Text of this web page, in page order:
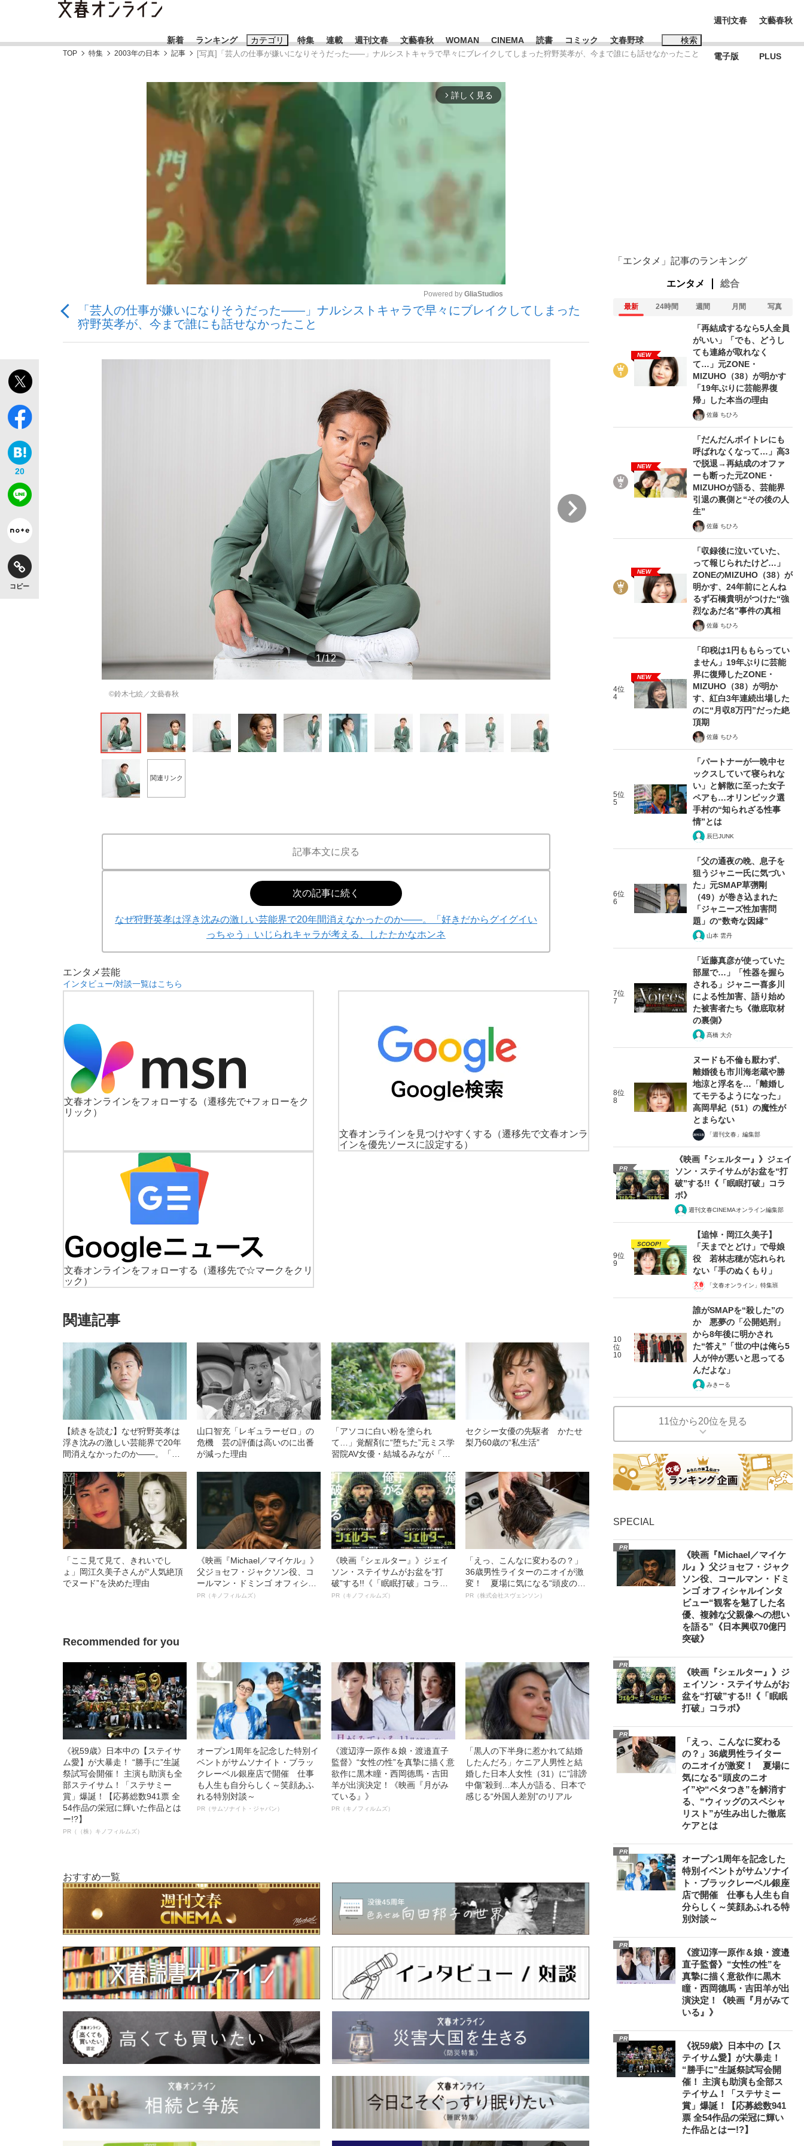
新着 ランキング カテゴリ
「90%は失敗する。でも…」本田圭佑が初めて明かした日本代表監督に... 「最悪の空気のまま解散」WBC日本代表“敗戦”の真実 選手が明かす...
「クマが悪者扱いされているのが悲しい」『北の国から』倉本聰氏（91...
「目標達成できなかったからと言って…」サッカー日本代表・森保一監督...
もっと見る
特集
観る将棋、読む将棋
もっと見る
連載 週刊文春 文藝春秋 WOMAN CINEMA 読書 コミック 文春野球 検索
おすすめのキーワードタグ一覧
#藤田晋 #三山凌輝 #高市早苗 #後藤真希
#玉木雄一郎
週刊文春
電子版
文藝春秋
PLUS
TOP 特集 2003年の日本 記事 [写真]「芸人の仕事が嫌いになりそうだった――」ナルシストキャラで早々にブレイクしてしまった狩野英孝が、今まで誰にも話せなかったこと
arrow_forward_ios 詳しく見る
Powered by GliaStudios
「芸人の仕事が嫌いになりそうだった――」ナルシストキャラで早々にブレイクしてしまった
狩野英孝が、今まで誰にも話せなかったこと
20
コピー
1/12
©鈴木七絵／文藝春秋
2/12
関連リンク
記事本文に戻る
次の記事に続く
なぜ狩野英孝は浮き沈みの激しい芸能界で20年間消えなかったのか――。「好きだからグイグイい
っちゃう」いじられキャラが考える、したたかなホンネ
エンタメ芸能
インタビュー/対談一覧はこちら
文春オンラインをフォローする
（遷移先で+フォローをク
リック）
文春オンラインを見つけやすくする
（遷移先で文春オンラ
インを優先ソースに設定する）
文春オンラインをフォローする
（遷移先で☆マークをクリ
ック）
関連記事
【続きを読む】なぜ狩野英孝は
浮き沈みの激しい芸能界で20年
間消えなかったのか――。「好
いじられキャラが考える、した
たかなホンネ
山口智充「レギュラーゼロ」の
危機 芸の評価は高いのに出番
が減った理由
「アソコに白い粉を塗られ
て…」覚醒剤に“堕ちた”元ミス学
習院AV女優・結城るみなが「逮
た」と語るワケ《お嬢様時代の
煩悶》
セクシー女優の先駆者 かたせ
梨乃60歳の“私生活”
「ここ見て見て、きれいでし
ょ」岡江久美子さんが“人気絶頂
でヌード”を決めた理由
《映画『Michael／マイケル』》
父ジョセフ・ジャクソン役、コ
ールマン・ドミンゴ オフィシャ
ルインタビュー“観客を魅了した
PR（キノフィルムズ）
《映画『シェルター』》ジェイ
ソン・ステイサムがお盆を“打
破”する!!《「眠眠打破」コラ
ボ》
PR（キノフィルムズ）
「えっ、こんなに変わるの？」
36歳男性ライターのニオイが激
変！ 夏場に気になる“頭皮のニ
オイ”や“ベタつき”を解消す
PR（株式会社スヴェンソン）
Recommended for you
《祝59歳》日本中の【ステイサ
ム愛】が大暴走！ “勝手に”生誕
祭試写会開催！ 主演も助演も全
部ステイサム！「ステサミー
賞」爆誕！【応募総数941票 全
54作品の栄冠に輝いた作品とは
ー!?】
PR（（株）キノフィルムズ）
オープン1周年を記念した特別イ
ベントがサムソナイト・ブラッ
クレーベル銀座店で開催 仕事
も人生も自分らしく～笑顔あふ
れる特別対談～
PR（サムソナイト・ジャパン）
《渡辺淳一原作＆娘・渡邉直子
監督》“女性の性”を真摯に描く意
欲作に黒木瞳・西岡德馬・吉田
羊が出演決定！《映画『月がみ
ている』》
PR（キノフィルムズ）
「黒人の下半身に惹かれて結婚
したんだろ」ケニア人男性と結
婚した日本人女性（31）に“誹謗
中傷”殺到…本人が語る、日本で
感じる“外国人差別”のリアル
おすすめ一覧
「エンタメ」記事のランキング
エンタメ 総合
最新 24時間 週間 月間 写真
NEW
「再結成するなら5人全員
がいい」「でも、どうし
ても連絡が取れなく
て…」元ZONE・
MIZUHO（38）が明かす
「19年ぶりに芸能界復
帰」した本当の理由
佐藤 ちひろ
NEW
「だんだんボイトレにも
呼ばれなくなって…」高3
で脱退→再結成のオファ
ーも断った元ZONE・
MIZUHOが語る、芸能界
引退の裏側と“その後の人
生”
佐藤 ちひろ
NEW
「収録後に泣いていた、
って報じられたけど…」
ZONEのMIZUHO（38）が
明かす、24年前にとんね
るず石橋貴明がつけた“強
烈なあだ名”事件の真相
佐藤 ちひろ
4位
4
NEW
「印税は1円ももらってい
ません」19年ぶりに芸能
界に復帰したZONE・
MIZUHO（38）が明か
す、紅白3年連続出場した
のに“月収8万円”だった絶
頂期
佐藤 ちひろ
5位
5
「パートナーが一晩中セ
ックスしていて寝られな
い」と解散に至った女子
ペアも…オリンピック選
手村の“知られざる性事
情”とは
辰巳JUNK
6位
6
「父の通夜の晩、息子を
狙うジャニー氏に気づい
た」元SMAP草彅剛
（49）が巻き込まれた
「ジャニーズ性加害問
題」の“数奇な因縁”
山本 雲丹
7位
7
「近藤真彦が使っていた
部屋で…」「性器を握ら
される」ジャニー喜多川
による性加害、語り始め
た被害者たち《徹底取材
の裏側》
髙橋 大介
8位
8
ヌードも不倫も厭わず、
離婚後も市川海老蔵や勝
地涼と浮名を…「離婚し
てモテるようになった」
高岡早紀（51）の魔性が
とまらない
「週刊文春」編集部
PR
《映画『シェルター』》ジェイ
ソン・ステイサムがお盆を“打
破”する!!《「眠眠打破」コラ
ボ》
週刊文春CINEMAオンライン編集部
9位
9
SCOOP!
【追悼・岡江久美子】
「天までとどけ」で母娘
役 若林志穂が忘れられ
ない「手のぬくもり」
「文春オンライン」特集班
10
位
10
誰がSMAPを“殺した”の
か 悪夢の「公開処刑」
から8年後に明かされ
た“答え”「世の中は俺ら5
人が仲が悪いと思ってる
んだよな」
みきーる
11位から20位を見る
SPECIAL
PR
《映画『Michael／マイケ
ル』》父ジョセフ・ジャク
ソン役、コールマン・ドミ
ンゴ オフィシャルインタ
ビュー“観客を魅了した名
優、複雑な父親像への想い
を語る”《日本興収70億円
突破》
PR
《映画『シェルター』》ジ
ェイソン・ステイサムがお
盆を“打破”する!!《「眠眠
打破」コラボ》
PR
「えっ、こんなに変わる
の？」36歳男性ライター
のニオイが激変！ 夏場に
気になる“頭皮のニオ
イ”や“ベタつき”を解消す
る、“ウィッグのスペシャ
リスト”が生み出した徹底
ケアとは
PR
オープン1周年を記念した
特別イベントがサムソナイ
ト・ブラックレーベル銀座
店で開催 仕事も人生も自
分らしく～笑顔あふれる特
別対談～
PR
《渡辺淳一原作＆娘・渡邉
直子監督》“女性の性”を
真摯に描く意欲作に黒木
瞳・西岡德馬・吉田羊が出
演決定！《映画『月がみて
いる』》
PR
《祝59歳》日本中の【ス
テイサム愛】が大暴走！
“勝手に”生誕祭試写会開
催！ 主演も助演も全部ス
テイサム！「ステサミー
賞」爆誕！【応募総数941
票 全54作品の栄冠に輝い
た作品とはー!?】